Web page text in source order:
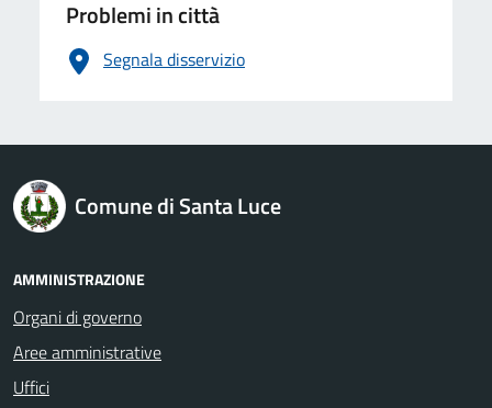
Problemi in città
Segnala disservizio
logo Unione Europea
Comune di Santa Luce
AMMINISTRAZIONE
Organi di governo
Aree amministrative
Uffici